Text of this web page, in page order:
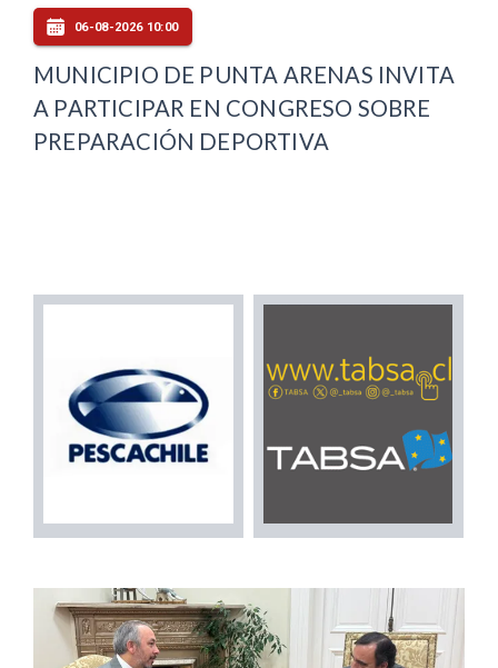
06-08-2026 10:00
MUNICIPIO DE PUNTA ARENAS INVITA
A PARTICIPAR EN CONGRESO SOBRE
PREPARACIÓN DEPORTIVA